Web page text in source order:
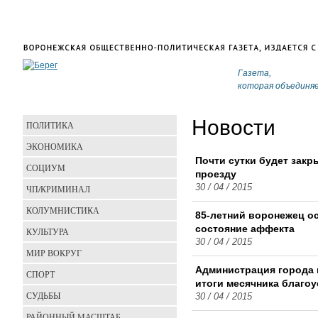
Газета,
которая
Новости
Почти сутки будет
проезду
30 / 04 / 2015
85-летний воронежец
состояние аффекта
30 / 04 / 2015
Администрация города
итоги месячника
30 / 04 / 2015
ПОЛИТИКА
ЭКОНОМИКА
СОЦИУМ
ЧП/КРИМИНАЛ
КОЛУМНИСТИКА
КУЛЬТУРА
МИР ВОКРУГ
СПОРТ
СУДЬБЫ